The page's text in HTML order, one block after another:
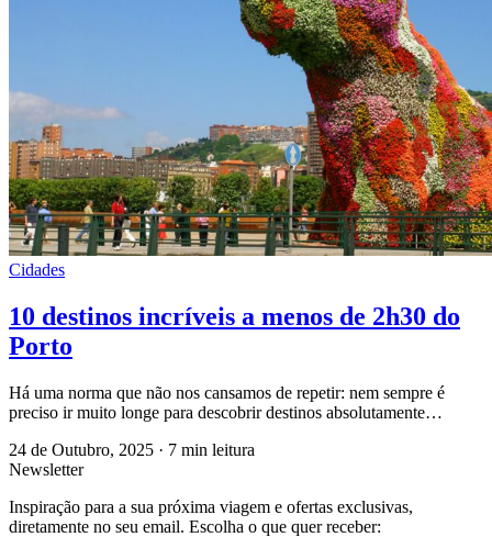
Cidades
10 destinos incríveis a menos de 2h30 do
Porto
Há uma norma que não nos cansamos de repetir: nem sempre é
preciso ir muito longe para descobrir destinos absolutamente…
24 de Outubro, 2025 · 7 min leitura
Newsletter
Inspiração para a sua próxima viagem e ofertas exclusivas,
diretamente no seu email. Escolha o que quer receber: